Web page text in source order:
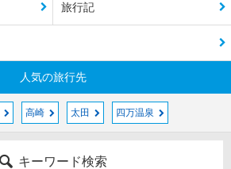
旅行記
人気の旅行先
高崎 太田 四万温泉
キーワード検索